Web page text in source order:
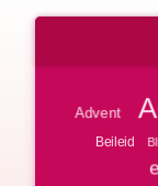
Advent
Beileid